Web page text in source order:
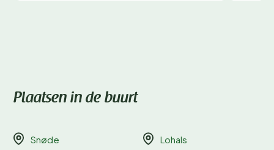
Plaatsen in de buurt
Snøde Lohals